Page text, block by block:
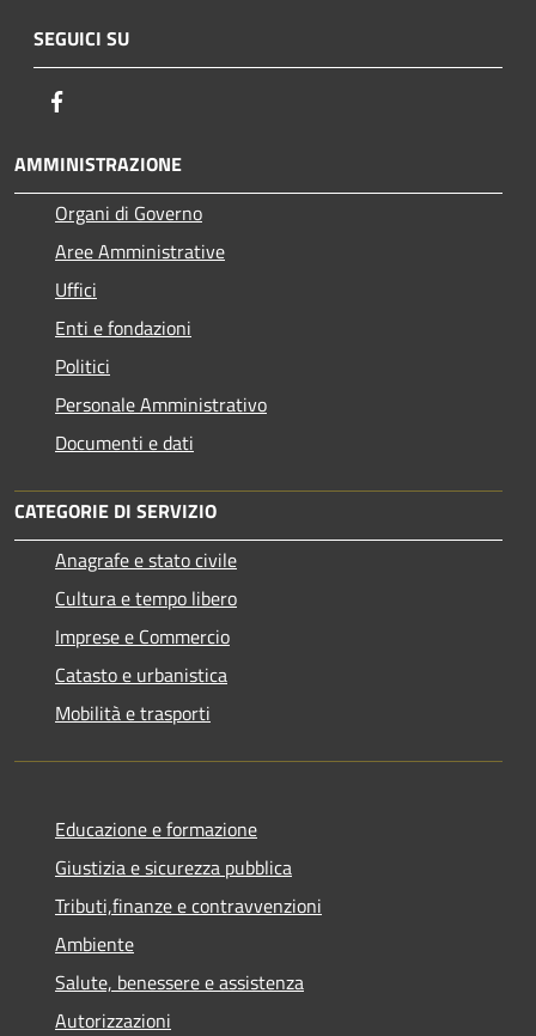
SEGUICI SU
AMMINISTRAZIONE
Organi di Governo
Aree Amministrative
Uffici
Enti e fondazioni
Politici
Personale Amministrativo
Documenti e dati
CATEGORIE DI SERVIZIO
Anagrafe e stato civile
Cultura e tempo libero
Imprese e Commercio
Catasto e urbanistica
Mobilità e trasporti
Educazione e formazione
Giustizia e sicurezza pubblica
Tributi,finanze e contravvenzioni
Ambiente
Salute, benessere e assistenza
Autorizzazioni